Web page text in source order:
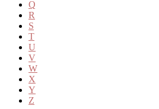
Q
R
S
T
U
V
W
X
Y
Z